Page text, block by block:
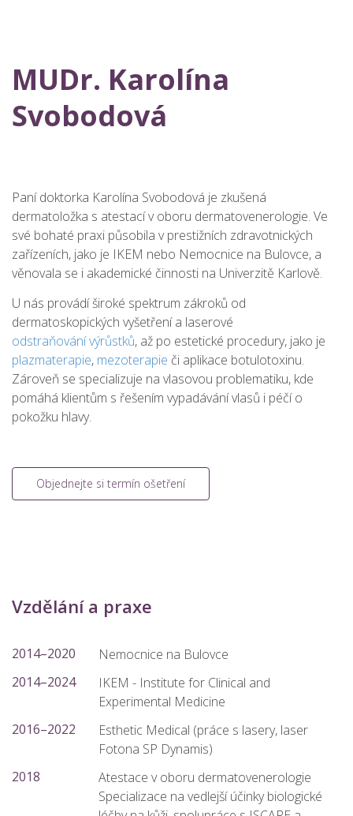
MUDr. Karolína
Svobodová
Paní doktorka Karolína Svobodová je zkušená
dermatoložka s atestací v oboru dermatovenerologie. Ve
své bohaté praxi působila v prestižních zdravotnických
zařízeních, jako je IKEM nebo Nemocnice na Bulovce, a
věnovala se i akademické činnosti na Univerzitě Karlově.
U nás provádí široké spektrum zákroků od
dermatoskopických vyšetření a laserové
odstraňování výrůstků, až po estetické procedury, jako je
plazmaterapie, mezoterapie či aplikace botulotoxinu.
Zároveň se specializuje na vlasovou problematiku, kde
pomáhá klientům s řešením vypadávání vlasů i péčí o
pokožku hlavy.
Objednejte si termín ošetření
Vzdělání a praxe
2014–2020
Nemocnice na Bulovce
2014–2024
IKEM - Institute for Clinical and
Experimental Medicine
2016–2022
Esthetic Medical (práce s lasery, laser
Fotona SP Dynamis)
2018
Atestace v oboru dermatovenerologie
Specializace na vedlejší účinky biologické